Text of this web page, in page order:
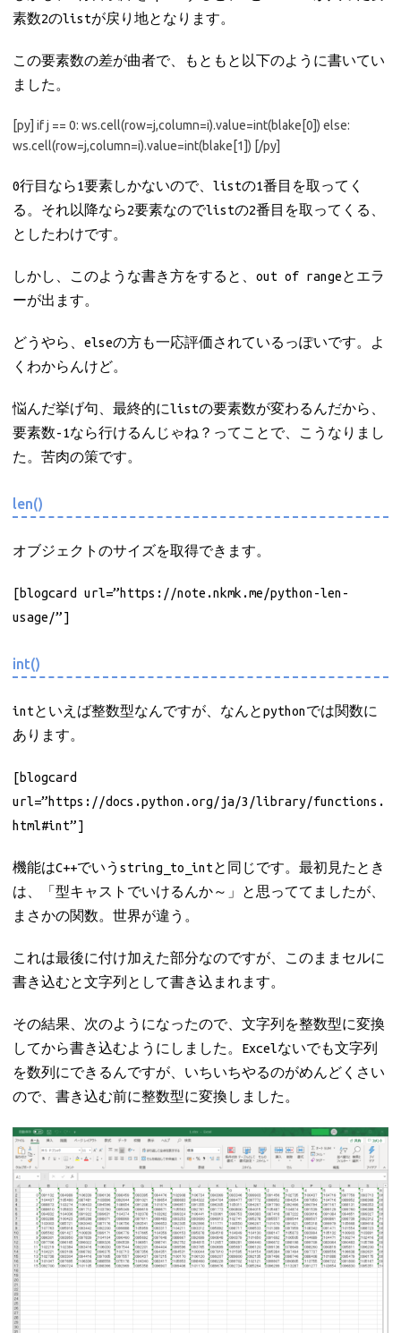
素数2のlistが戻り地となります。
この要素数の差が曲者で、もともと以下のように書いてい
ました。
[py] if j == 0: ws.cell(row=j,column=i).value=int(blake[0]) else:
ws.cell(row=j,column=i).value=int(blake[1]) [/py]
0行目なら1要素しかないので、listの1番目を取ってく
る。それ以降なら2要素なのでlistの2番目を取ってくる、
としたわけです。
しかし、このような書き方をすると、out of rangeとエラ
ーが出ます。
どうやら、elseの方も一応評価されているっぽいです。よ
くわからんけど。
悩んだ挙げ句、最終的にlistの要素数が変わるんだから、
要素数-1なら行けるんじゃね？ってことで、こうなりまし
た。苦肉の策です。
len()
オブジェクトのサイズを取得できます。
[blogcard url=”https://note.nkmk.me/python-len-
usage/”]
int()
intといえば整数型なんですが、なんとpythonでは関数に
あります。
[blogcard
url=”https://docs.python.org/ja/3/library/functions.
html#int”]
機能はC++でいうstring_to_intと同じです。最初見たとき
は、「型キャストでいけるんか～」と思っててましたが、
まさかの関数。世界が違う。
これは最後に付け加えた部分なのですが、このままセルに
書き込むと文字列として書き込まれます。
その結果、次のようになったので、文字列を整数型に変換
してから書き込むようにしました。Excelないでも文字列
を数列にできるんですが、いちいちやるのがめんどくさい
ので、書き込む前に整数型に変換しました。